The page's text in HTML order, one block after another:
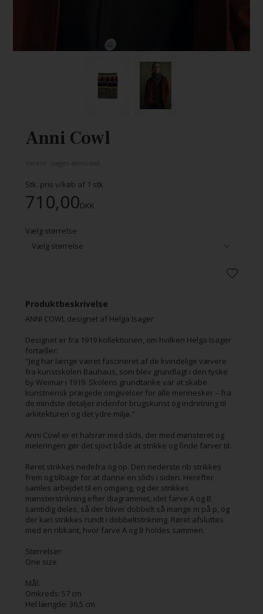
Anni Cowl
Stk. pris v/køb af 1 stk
710,00DKK
Vælg størrelse
Produktbeskrivelse
ANNI COWL designet af Helga Isager
Designet er fra 1919 kollektionen, om hvilken Helga Isager
fortæller:
"Jeg har længe været fascineret af de kvindelige vævere
fra kunstskolen Bauhaus, som blev grundlagt i den tyske
by Weimar i 1919. Skolens grundtanke var at skabe
kunstnerisk prægede omgivelser for alle mennesker – fra
de mindste detaljer indenfor brugskunst og indretning til
arkitekturen og det ydre miljø."
Anni Cowl er et halsrør med slids, der med mønsteret og
meleringen gør det sjovt både at strikke og finde farver til.
Røret strikkes nedefra og op. Den nederste rib strikkes
frem og tilbage for at danne en slids i siden. Herefter
samles arbejdet til en omgang, og der strikkes
mønsterstrikning efter diagrammet, idet farve A og B
samtidig deles, så der bliver dobbelt så mange m på p, og
der kan strikkes rundt i dobbeltstrikning. Røret afsluttes
med en ribkant, hvor farve A og B holdes sammen.
Størrelser:
One size
Mål:
Omkreds: 57 cm
Hel længde: 36,5 cm